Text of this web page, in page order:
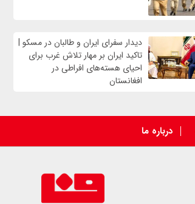
دیدار سفرای ایران و طالبان در مسکو |
تاکید ایران بر مهار تلاش‌ غرب برای
احیای هسته‌های افراطی در
افغانستان
درباره ما